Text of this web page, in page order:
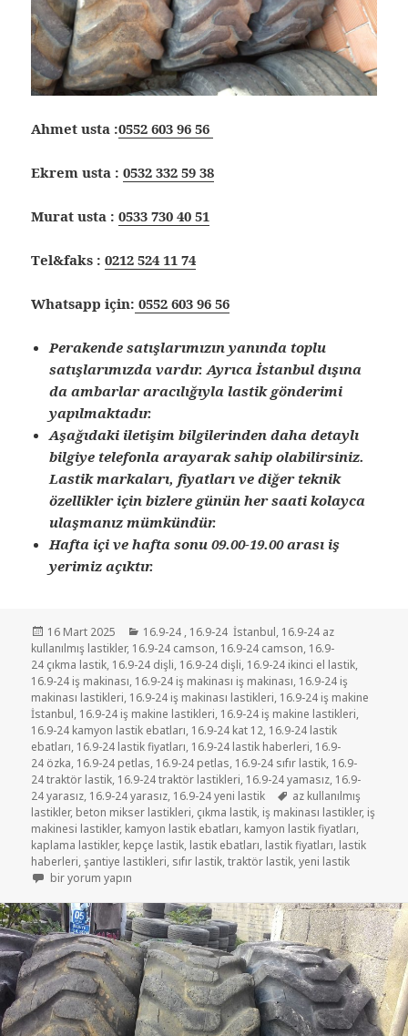
Ahmet usta :0552 603 96 56
Ekrem usta :0532 332 59 38
Murat usta :0533 730 40 51
Tel&faks :0212 524 11 74
Whatsapp için: 0552 603 96 56
Perakende satışlarımızın yanında toplu
satışlarımızda vardır. Ayrıca İstanbul dışına
da ambarlar aracılığıyla lastik gönderimi
yapılmaktadır.
Aşağıdaki iletişim bilgilerinden daha detaylı
bilgiye telefonla arayarak sahip olabilirsiniz.
Lastik markaları, fiyatları ve diğer teknik
özellikler için bizlere günün her saati kolayca
ulaşmanız mümkündür.
Hafta içi ve hafta sonu 09.00-19.00 arası iş
yerimiz açıktır.
Yayın
tarihi
16 Mart 2025 Kategoriler
16.9-24 , 16.9-24 İstanbul, 16.9-24 az
kullanılmış lastikler, 16.9-24 camson, 16.9-24 camson, 16.9-
24 çıkma lastik, 16.9-24 dişli, 16.9-24 dişli, 16.9-24 ikinci el lastik,
16.9-24 iş makinası, 16.9-24 iş makinası iş makinası, 16.9-24 iş
makinası lastikleri, 16.9-24 iş makinası lastikleri, 16.9-24 iş makine
İstanbul, 16.9-24 iş makine lastikleri, 16.9-24 iş makine lastikleri,
16.9-24 kamyon lastik ebatları, 16.9-24 kat 12, 16.9-24 lastik
ebatları, 16.9-24 lastik fiyatları, 16.9-24 lastik haberleri, 16.9-
24 özka, 16.9-24 petlas, 16.9-24 petlas, 16.9-24 sıfır lastik, 16.9-
24 traktör lastik, 16.9-24 traktör lastikleri, 16.9-24 yamasız, 16.9-
24 yarasız, 16.9-24 yarasız, 16.9-24 yeni lastik Etiketler
az kullanılmış
lastikler, beton mikser lastikleri, çıkma lastik, iş makinası lastikler, iş
makinesi lastikler, kamyon lastik ebatları, kamyon lastik fiyatları,
kaplama lastikler, kepçe lastik, lastik ebatları, lastik fiyatları, lastik
haberleri,şantiye lastikleri, sıfır lastik,traktör lastik,yeni lastik
16-9-24 İŞ MAKİNASI LASTİKLER için
bir yorum yapın